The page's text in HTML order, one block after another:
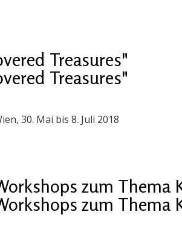
Treasures"
Treasures"
30. Mai bis 8. Juli 2018
zum Thema
zum Thema